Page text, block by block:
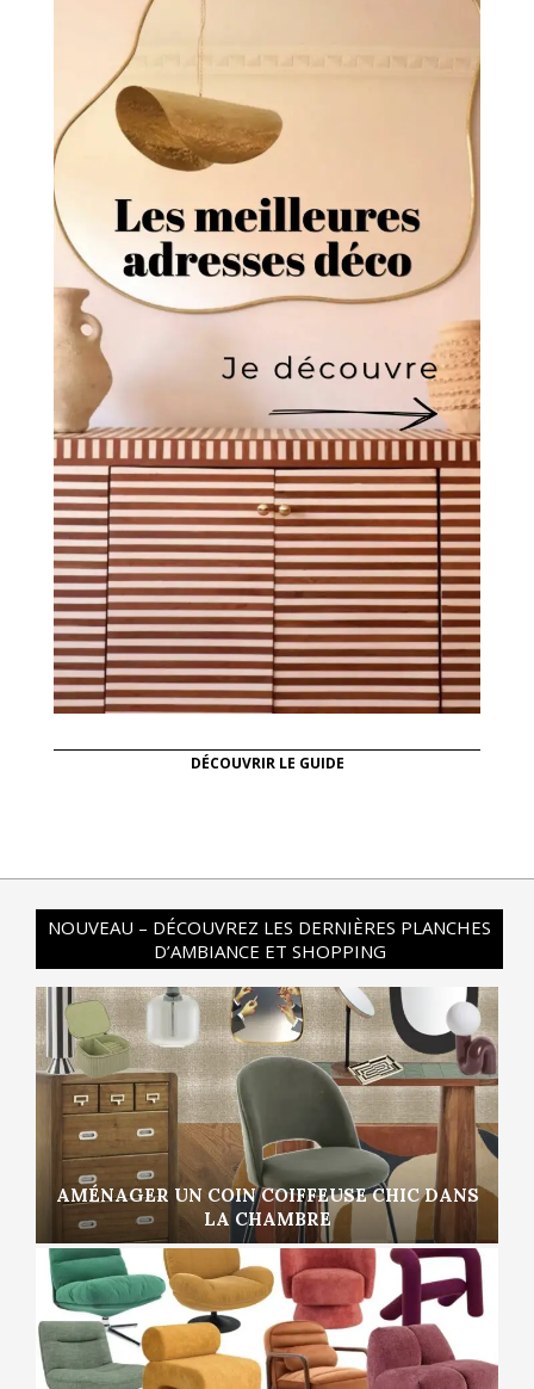
DÉCOUVRIR LE GUIDE
NOUVEAU – DÉCOUVREZ LES DERNIÈRES PLANCHES
D’AMBIANCE ET SHOPPING
AMÉNAGER UN COIN COIFFEUSE CHIC DANS
LA CHAMBRE